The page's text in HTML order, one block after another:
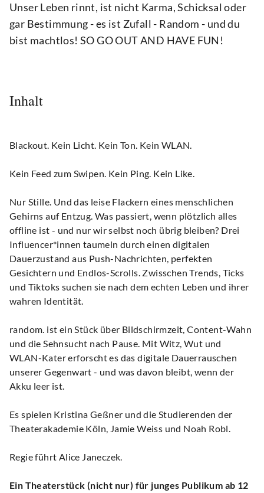
Unser Leben rinnt, ist nicht Karma, Schicksal oder
gar Bestimmung - es ist Zufall - Random - und du
bist machtlos! SO GO OUT AND HAVE FUN!
Inhalt
Blackout. Kein Licht. Kein Ton. Kein WLAN.
Kein Feed zum Swipen. Kein Ping. Kein Like.
Nur Stille. Und das leise Flackern eines menschlichen
Gehirns auf Entzug. Was passiert, wenn plötzlich alles
offline ist - und nur wir selbst noch übrig bleiben? Drei
Influencer*innen taumeln durch einen digitalen
Dauerzustand aus Push-Nachrichten, perfekten
Gesichtern und Endlos-Scrolls. Zwisschen Trends, Ticks
und Tiktoks suchen sie nach dem echten Leben und ihrer
wahren Identität.
random. ist ein Stück über Bildschirmzeit, Content-Wahn
und die Sehnsucht nach Pause. Mit Witz, Wut und
WLAN-Kater erforscht es das digitale Dauerrauschen
unserer Gegenwart - und was davon bleibt, wenn der
Akku leer ist.
Es spielen Kristina Geßner und die Studierenden der
Theaterakademie Köln, Jamie Weiss und Noah Robl.
Regie führt Alice Janeczek.
Ein Theaterstück (nicht nur) für junges Publikum ab 12